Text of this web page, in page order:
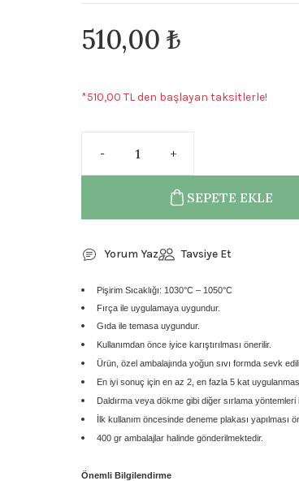
510,00 ₺
*510,00 TL den başlayan taksitlerle!
SEPETE EKLE
Yorum Yaz Tavsiye Et
Pişirim Sıcaklığı: 1030°C – 1050°C
Fırça ile uygulamaya uygundur.
Gıda ile temasa uygundur.
Kullanımdan önce iyice karıştırılması önerilir.
Ürün, özel ambalajında yoğun sıvı formda sevk
En iyi sonuç için en az 2, en fazla 5 kat
Daldırma veya dökme gibi diğer sırlama yöntemleri
İlk kullanım öncesinde deneme plakası yapılması
400 gr ambalajlar halinde gönderilmektedir.
Önemli Bilgilendirme